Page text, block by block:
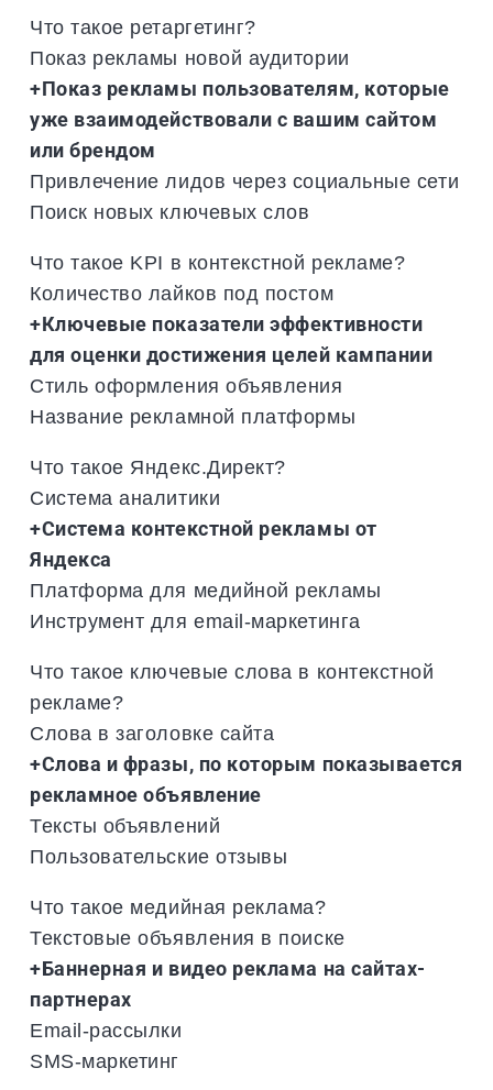
Что такое ретаргетинг?
Показ рекламы новой аудитории
+Показ рекламы пользователям, которые
уже взаимодействовали с вашим сайтом
или брендом
Привлечение лидов через социальные сети
Поиск новых ключевых слов
Что такое KPI в контекстной рекламе?
Количество лайков под постом
+Ключевые показатели эффективности
для оценки достижения целей кампании
Стиль оформления объявления
Название рекламной платформы
Что такое Яндекс.Директ?
Система аналитики
+Система контекстной рекламы от
Яндекса
Платформа для медийной рекламы
Инструмент для email-маркетинга
Что такое ключевые слова в контекстной
рекламе?
Слова в заголовке сайта
+Слова и фразы, по которым показывается
рекламное объявление
Тексты объявлений
Пользовательские отзывы
Что такое медийная реклама?
Текстовые объявления в поиске
+Баннерная и видео реклама на сайтах-
партнерах
Email-рассылки
SMS-маркетинг